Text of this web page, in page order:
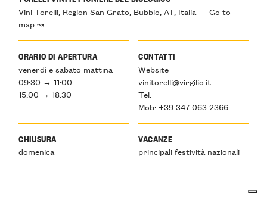
Vini Torelli, Region San Grato, Bubbio, AT, Italia — Go to
map ↝
ORARIO DI APERTURA
venerdì e sabato mattina
09:30 → 11:00
15:00 → 18:30
CONTATTI
Website
vinitorelli@virgilio.it
Tel:
Mob: +39 347 063 2366
CHIUSURA
domenica
VACANZE
principali festività nazionali